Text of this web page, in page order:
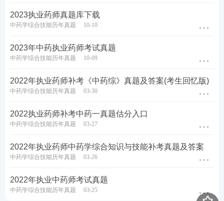
2023执业药师真题库下载
中药学综合技能历年真题 10-10
2023年中药执业药师考试真题
中药学综合技能历年真题 10-09
2022年执业药师补考《中药综》真题及答案(考生回忆版)
中药学综合技能历年真题 03-30
2022执业药师补考中药一真题估分入口
中药学综合技能历年真题 03-27
2022年执业药师中药学综合知识与技能补考真题及答案
中药学综合技能历年真题 03-26
2022年执业中药师考试真题
中药学综合技能历年真题 03-25